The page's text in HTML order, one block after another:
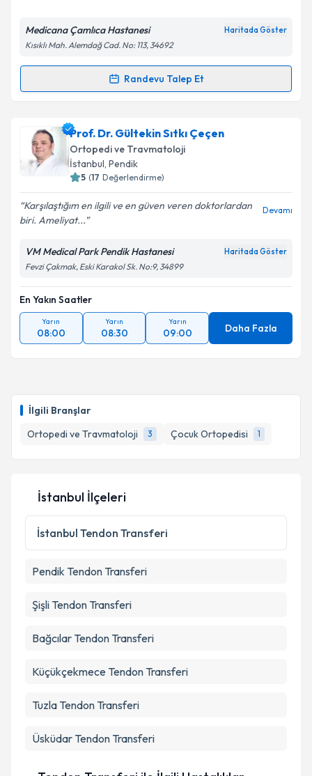
İlgili Branşlar
Ortopedi ve Travmatoloji
3 Çocuk Ortopedisi 1
Medicana Çamlıca Hastanesi Haritada Göster
Kısıklı Mah. Alemdağ Cad. No: 113, 34692
Randevu Talep Et
Randevu Takvimi Talebi
Op. Dr. Özcan Kalemiçin randevu takvimi talebi
oluşturun. Size bu uzmandan randevu almanız için bir
takvim hazırlandığında e-posta ile bilgilendireceğiz.
Kişisel verilerimin işlenmesine ilişkin
Aydınlatma
Metni'ni okudum ve kişisel verilerimin belirtilen
kapsamda işlenmesini kabul ediyorum.
Takvim Talebini Gönder
Prof. Dr. Gültekin Sıtkı Çeçen
Ortopedi ve Travmatoloji
İstanbul, Pendik
5 (17 Değerlendirme)
Karşılaştığım en ilgili ve en güven veren doktorlardan
biri. Ameliyat...
Devamı
VM Medical Park Pendik Hastanesi Haritada Göster
Fevzi Çakmak, Eski Karakol Sk. No:9, 34899
En Yakın Saatler
Yarın
08:00
Yarın
08:30
Yarın
09:00 Daha Fazla
İstanbul İlçeleri
İstanbul Tendon Transferi
Pendik Tendon Transferi
Şişli Tendon Transferi
Bağcılar Tendon Transferi
Küçükçekmece Tendon Transferi
Tuzla Tendon Transferi
Üsküdar Tendon Transferi